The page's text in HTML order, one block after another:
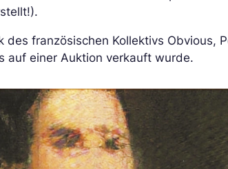
des französischen Kollektivs Obvious,
auf einer Auktion verkauft wurde.